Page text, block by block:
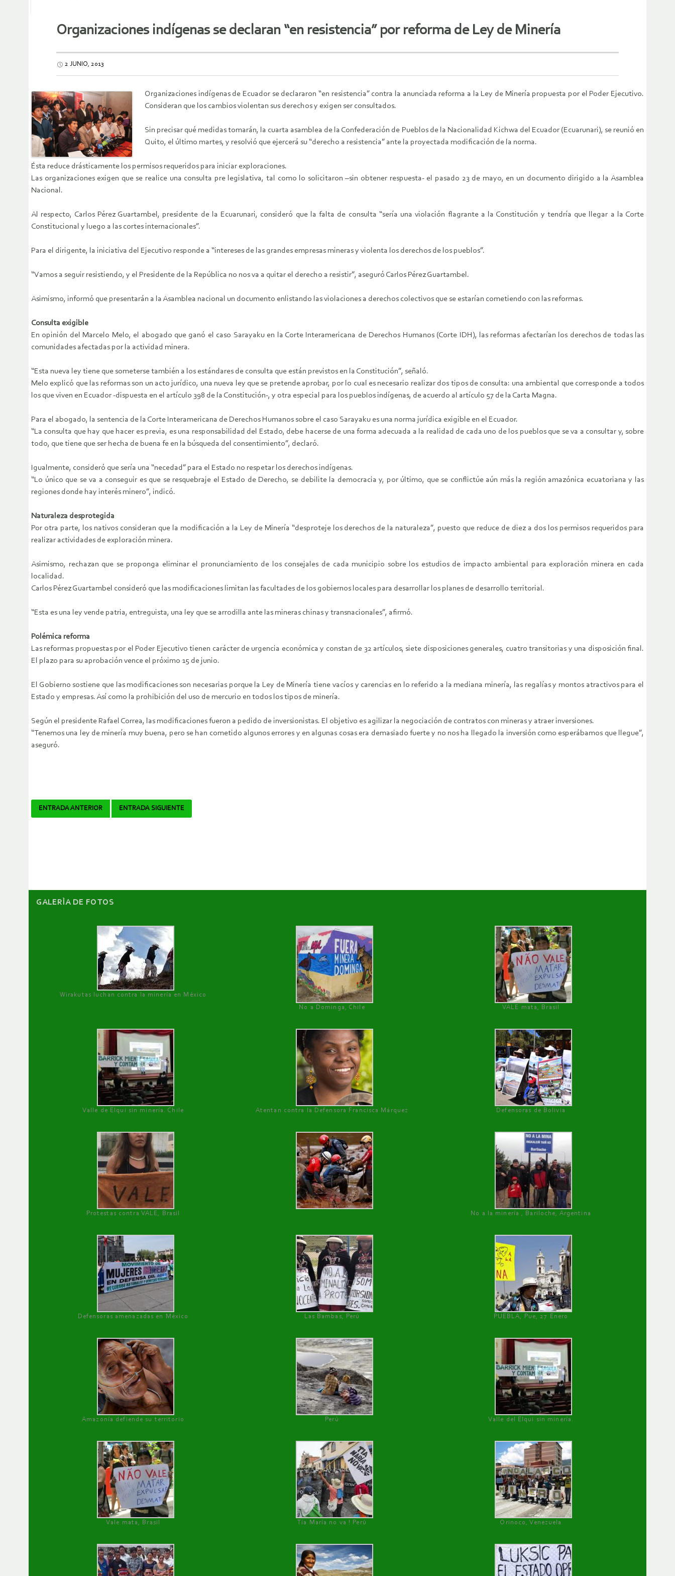
Organizaciones indígenas se declaran “en resistencia” por reforma de Ley de Minería
2 JUNIO, 2013
Organizaciones indígenas de Ecuador se declararon “en resistencia” contra la anunciada reforma a la Ley de Minería propuesta por el Poder Ejecutivo.
Consideran que los cambios violentan sus derechos y exigen ser consultados.
Sin precisar qué medidas tomarán, la cuarta asamblea de la Confederación de Pueblos de la Nacionalidad Kichwa del Ecuador (Ecuarunari), se reunió en
Quito, el último martes, y resolvió que ejercerá su “derecho a resistencia” ante la proyectada modificación de la norma.
Ésta reduce drásticamente los permisos requeridos para iniciar exploraciones.
Las organizaciones exigen que se realice una consulta pre legislativa, tal como lo solicitaron –sin obtener respuesta- el pasado 23 de mayo, en un documento dirigido a la Asamblea
Nacional.
Al respecto, Carlos Pérez Guartambel, presidente de la Ecuarunari, consideró que la falta de consulta “sería una violación flagrante a la Constitución y tendría que llegar a la Corte
Constitucional y luego a las cortes internacionales”.
Para el dirigente, la iniciativa del Ejecutivo responde a “intereses de las grandes empresas mineras y violenta los derechos de los pueblos”.
“Vamos a seguir resistiendo, y el Presidente de la República no nos va a quitar el derecho a resistir”, aseguró Carlos Pérez Guartambel.
Asimismo, informó que presentarán a la Asamblea nacional un documento enlistando las violaciones a derechos colectivos que se estarían cometiendo con las reformas.
Consulta exigible
En opinión del Marcelo Melo, el abogado que ganó el caso Sarayaku en la Corte Interamericana de Derechos Humanos (Corte IDH), las reformas afectarían los derechos de todas las
comunidades afectadas por la actividad minera.
“Esta nueva ley tiene que someterse también a los estándares de consulta que están previstos en la Constitución”, señaló.
Melo explicó que las reformas son un acto jurídico, una nueva ley que se pretende aprobar, por lo cual es necesario realizar dos tipos de consulta: una ambiental que corresponde a todos
los que viven en Ecuador -dispuesta en el artículo 398 de la Constitución-, y otra especial para los pueblos indígenas, de acuerdo al artículo 57 de la Carta Magna.
Para el abogado, la sentencia de la Corte Interamericana de Derechos Humanos sobre el caso Sarayaku es una norma jurídica exigible en el Ecuador.
“La consulta que hay que hacer es previa, es una responsabilidad del Estado, debe hacerse de una forma adecuada a la realidad de cada uno de los pueblos que se va a consultar y, sobre
todo, que tiene que ser hecha de buena fe en la búsqueda del consentimiento”, declaró.
Igualmente, consideró que sería una “necedad” para el Estado no respetar los derechos indígenas.
“Lo único que se va a conseguir es que se resquebraje el Estado de Derecho, se debilite la democracia y, por último, que se conflictúe aún más la región amazónica ecuatoriana y las
regiones donde hay interés minero”, indicó.
Naturaleza desprotegida
Por otra parte, los nativos consideran que la modificación a la Ley de Minería “desproteje los derechos de la naturaleza”, puesto que reduce de diez a dos los permisos requeridos para
realizar actividades de exploración minera.
Asimismo, rechazan que se proponga eliminar el pronunciamiento de los consejales de cada municipio sobre los estudios de impacto ambiental para exploración minera en cada
localidad.
Carlos Pérez Guartambel consideró que las modificaciones limitan las facultades de los gobiernos locales para desarrollar los planes de desarrollo territorial.
“Esta es una ley vende patria, entreguista, una ley que se arrodilla ante las mineras chinas y transnacionales”, afirmó.
Polémica reforma
Las reformas propuestas por el Poder Ejecutivo tienen carácter de urgencia económica y constan de 32 artículos, siete disposiciones generales, cuatro transitorias y una disposición final.
El plazo para su aprobación vence el próximo 15 de junio.
El Gobierno sostiene que las modificaciones son necesarias porque la Ley de Minería tiene vacíos y carencias en lo referido a la mediana minería, las regalías y montos atractivos para el
Estado y empresas. Así como la prohibición del uso de mercurio en todos los tipos de minería.
Según el presidente Rafael Correa, las modificaciones fueron a pedido de inversionistas. El objetivo es agilizar la negociación de contratos con mineras y atraer inversiones.
“Tenemos una ley de minería muy buena, pero se han cometido algunos errores y en algunas cosas era demasiado fuerte y no nos ha llegado la inversión como esperábamos que llegue”,
aseguró.
Navegador
ENTRADA ANTERIOR ENTRADA SIGUIENTE
GALERÌA DE FOTOS
Wirakutas luchan contra la minería en México
No a Dominga, Chile
VALE mata, Brasil
Valle de Elqui sin minería. Chile Atentan contra la Defensora Francisca Márquez Defensoras de Bolivia
Protestas contra VALE, Brasil No a la minería , Bariloche, Argentina
Defensoras amenazadas en México Las Bambas, Perú PUEBLA, Pue, 27 Enero
Amazonía defiende su territorio Perú Valle del Elqui sin minería.
Vale mata, Brasil Tía María no va ! Perú Orinoco, Venezuela